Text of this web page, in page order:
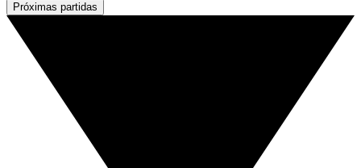
Próximas partidas